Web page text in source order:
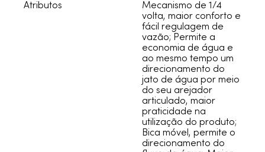
Atributos
Mecanismo de 1/4
volta, maior conforto e
fácil regulagem de
vazão; Permite a
economia de água e
ao mesmo tempo um
direcionamento do
jato de água por meio
do seu arejador
articulado, maior
praticidade na
utilização do produto;
Bica móvel, permite o
direcionamento do